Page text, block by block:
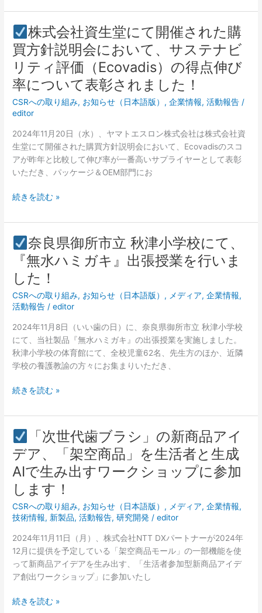
就
任
の
お
知
ら
せ
ら
せ
株式会社資生堂にて開催された購
買方針説明会において、サステナビ
リティ評価（Ecovadis）の得点伸び
率について表彰されました！
CSRへの取り組み, お知らせ（日本語版） ,企業情報,活動報告 /
editor
2024年11月20日（水）、ヤマトエスロン株式会社は株式会社資
生堂にて開催された購買方針説明会において、Ecovadisのスコ
アが昨年と比較して伸び率が一番高いサプライヤーとして表彰
いただき、パッケージ＆OEM部門にお
株
式
会
社
資
生
堂
に
て
開
催
れ
購
買
方
説
明
会
に
お
い
て、
サ
テ
ビ
リ
テ
ィ
評
（Ecovadis）
の
得
率
つ
続きを読む »
奈良県御所市立 秋津小学校にて、
『無水ハミガキ』出張授業を行いま
した！
CSRへの取り組み, お知らせ（日本語版） , メディア,企業情報,
活動報告 /editor
2024年11月8日（いい歯の日）に、奈良県御所市立 秋津小学校
にて、当社製品『無水ハミガキ』の出張授業を実施しました。
秋津小学校の体育館にて、全校児童62名、先生方のほか、近隣
学校の養護教諭の方々にお集まりいただき、
県
御
所
立
秋
津
小
校
『無
ハ
ミ
ガ
キ』
出
張
授
業
を
行
ま
続きを読む »
「次世代歯ブラシ」の新商品アイ
デア、「架空商品」を生活者と生成
AIで生み出すワークショップに参加
します！
CSRへの取り組み, お知らせ（日本語版） , メディア,企業情報,
技術情報, 新製品,活動報告,研究開発 /editor
2024年11月11日（月）、株式会社NTT DXパートナーが2024年
12月に提供を予定している「架空商品モール」の一部機能を使
って新商品アイデアを生み出す、「生活者参加型新商品アイデ
ア創出ワークショップ」に参加いたし
「次
世
代
歯
ブ
ラ
シ」
の
新
商
品
イ
続きを読む »